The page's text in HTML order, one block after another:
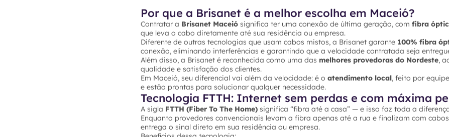
Por que a Brisanet é a melhor escolha em Maceió?
Contratar a Brisanet Maceió significa ter uma conexão de última geração, com fibra
que leva o cabo diretamente até sua residência ou empresa.
Diferente de outras tecnologias que usam cabos mistos, a Brisanet garante 100% fibra
conexão, eliminando interferências e garantindo que a velocidade contratada seja
Além disso, a Brisanet é reconhecida como uma das melhores provedoras do Nordeste,
qualidade e satisfação dos clientes.
Em Maceió, seu diferencial vai além da velocidade: é o atendimento local, feito por
e estão prontas para solucionar qualquer necessidade.
Tecnologia FTTH: Internet sem perdas e com máxima
A sigla FTTH (Fiber To The Home) significa “fibra até a casa” — e isso faz toda a
Enquanto provedores convencionais levam a fibra apenas até a rua e finalizam com
entrega o sinal direto em sua residência ou empresa.